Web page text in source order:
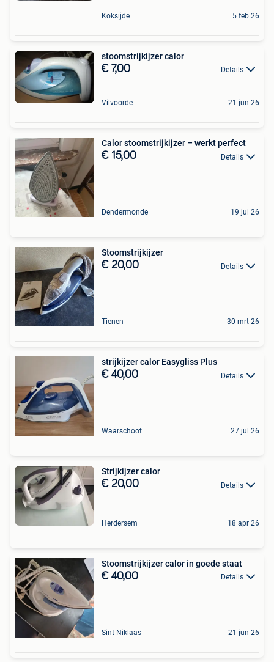
Koksijde 5 feb 26
stoomstrijkijzer calor
€ 7,00 Details
Vilvoorde 21 jun 26
Calor stoomstrijkijzer – werkt perfect
€ 15,00 Details
Dendermonde 19 jul 26
Stoomstrijkijzer
€ 20,00 Details
Tienen 30 mrt 26
strijkijzer calor Easygliss Plus
€ 40,00 Details
Waarschoot 27 jul 26
Strijkijzer calor
€ 20,00 Details
Herdersem 18 apr 26
Stoomstrijkijzer calor in goede staat
€ 40,00 Details
Sint-Niklaas 21 jun 26